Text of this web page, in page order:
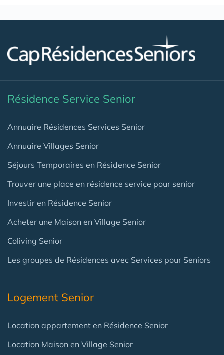
Résidence Service Senior
Annuaire Résidences Services Senior
Annuaire Villages Senior
Séjours Temporaires en Résidence Senior
Trouver une place en résidence service pour senior
Investir en Résidence Senior
Acheter une Maison en Village Senior
Coliving Senior
Les groupes de Résidences avec Services pour Seniors
Logement Senior
Location appartement en Résidence Senior
Location Maison en Village Senior